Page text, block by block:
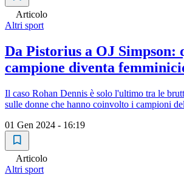
Articolo
Altri sport
Da Pistorius a OJ Simpson:
campione diventa
Il caso Rohan Dennis è solo l'ultimo tra le
sulle donne che hanno coinvolto i campioni
01 Gen 2024 - 16:19
Articolo
Altri sport